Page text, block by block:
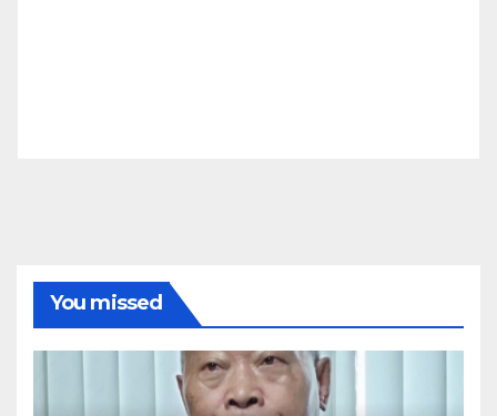
You missed